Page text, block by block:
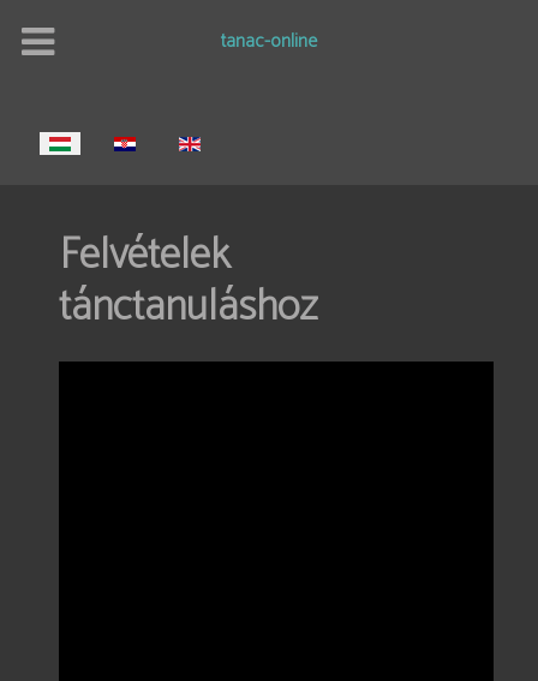
tanac-online
Válasszon nyelvet
Felvételek
tánctanuláshoz